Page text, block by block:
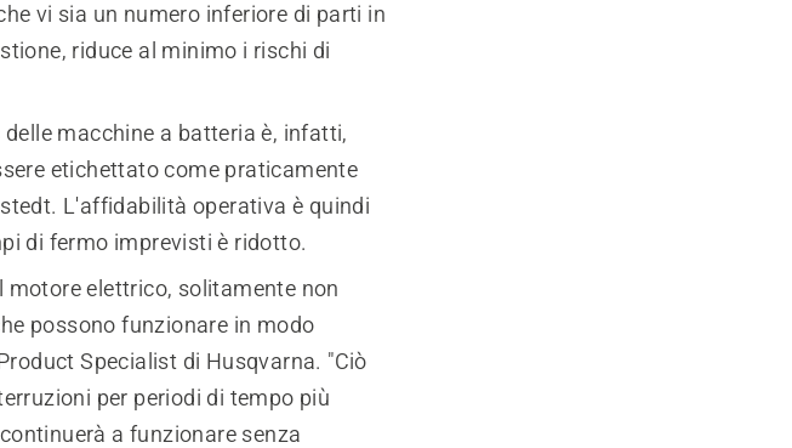
vi sia un numero inferiore di parti in
riduce al minimo i rischi di
macchine a batteria è, infatti,
etichettato come praticamente
L'affidabilità operativa è quindi
di fermo imprevisti è ridotto.
motore elettrico, solitamente non
possono funzionare in modo
Specialist di Husqvarna. "Ciò
per periodi di tempo più
a funzionare senza